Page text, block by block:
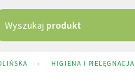
Wyszukaj produkt
› HIGIENA I PIELĘGNACJA